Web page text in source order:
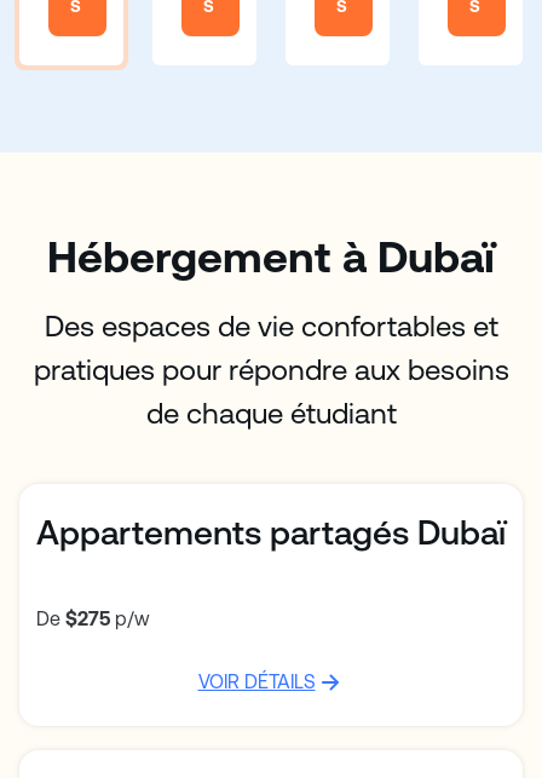
S
S
S
S
Hébergement à Dubaï
Des espaces de vie confortables et
pratiques pour répondre aux besoins
de chaque étudiant
Appartements partagés Dubaï
De $275 p/w
VOIR DÉTAILS